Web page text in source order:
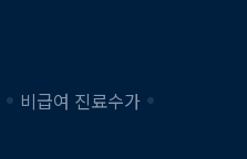
비급여 진료수가